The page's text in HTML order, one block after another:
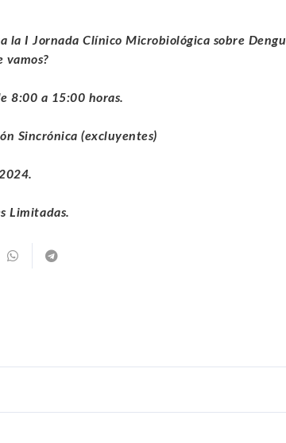
I Jornada Clínico Microbiológica sobre
vamos?
8:00 a 15:00 horas.
Sincrónica (excluyentes)
Limitadas.